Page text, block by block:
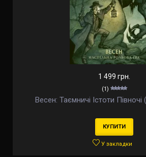
1 499 грн.
(1)
Весен: Таємничі Істоти
КУПИТИ
У закладки